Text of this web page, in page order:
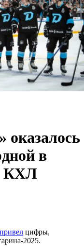
оказалось
в
КХЛ
привел цифры,
2025.